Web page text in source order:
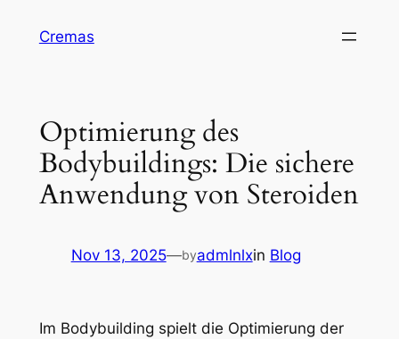
Cremas
Optimierung des
Bodybuildings: Die sichere
Anwendung von Steroiden
Nov 13, 2025—byadmlnlxin Blog
Im Bodybuilding spielt die Optimierung der